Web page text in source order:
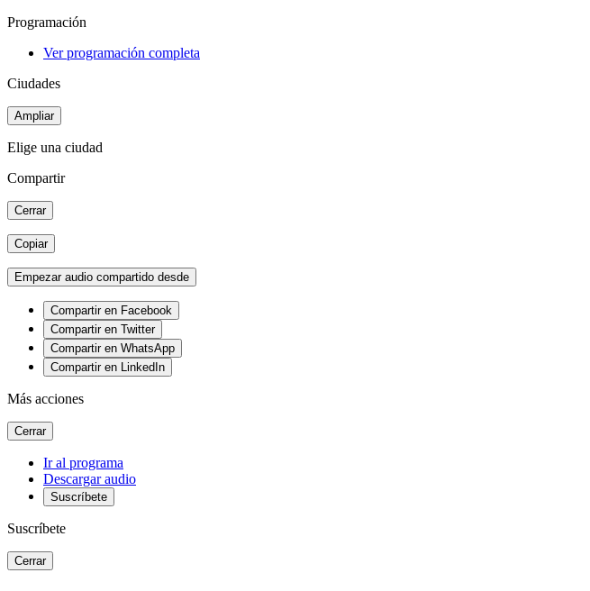
Programación
Ver programación completa
Ciudades
Ampliar
Elige una ciudad
Compartir
Cerrar
Copiar
Empezar audio compartido desde
Compartir en Facebook
Compartir en Twitter
Compartir en WhatsApp
Compartir en LinkedIn
Más acciones
Cerrar
Ir al programa
Descargar audio
Suscríbete
Suscríbete
Cerrar